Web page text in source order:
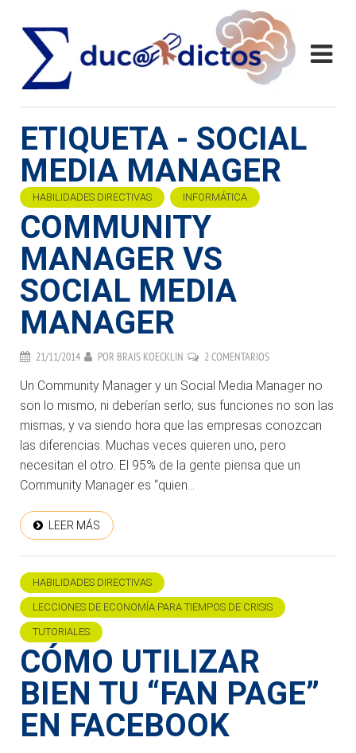
ETIQUETA - SOCIAL
MEDIA MANAGER
HABILIDADES DIRECTIVAS INFORMÁTICA
COMMUNITY
MANAGER VS
SOCIAL MEDIA
MANAGER
21/11/2014 POR BRAIS KOECKLIN 2 COMENTARIOS
Un Community Manager y un Social Media Manager no
son lo mismo, ni deberían serlo; sus funciones no son las
mismas, y va siendo hora que las empresas conozcan
las diferencias. Muchas veces quieren uno, pero
necesitan el otro. El 95% de la gente piensa que un
Community Manager es “quien...
LEER MÁS
HABILIDADES DIRECTIVAS
LECCIONES DE ECONOMÍA PARA TIEMPOS DE CRISIS
TUTORIALES
CÓMO UTILIZAR
BIEN TU “FAN PAGE”
EN FACEBOOK